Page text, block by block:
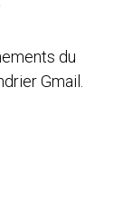
du
Gmail.